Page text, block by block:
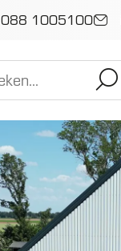
088 1005100